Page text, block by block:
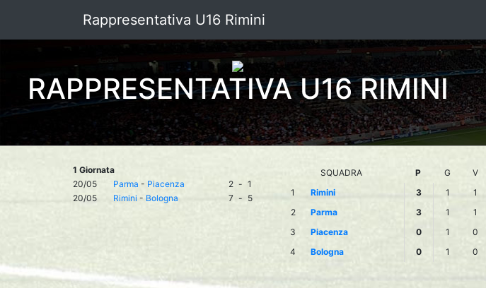
Rappresentativa U16 Rimini
RAPPRESENTATIVA U16 RIMINI
1 Giornata
20/05
Parma - Piacenza 2 - 1
20/05
Rimini - Bologna 7 - 5
SQUADRA P G V
1
Rimini 3 1 1
2
Parma 3 1 1
3
Piacenza 0 1 0
4
Bologna 0 1 0